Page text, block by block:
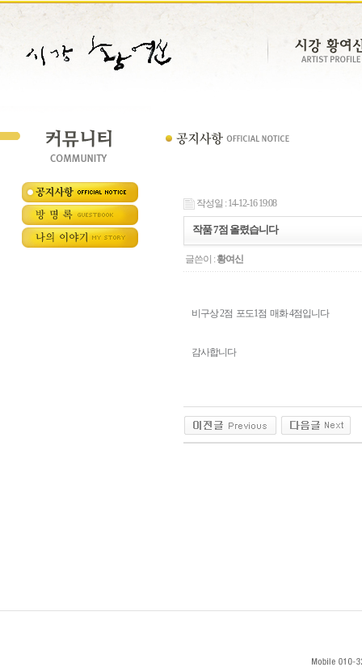
작성일 : 14-12-16 19:08
작품 7점 올렸습니다
글쓴이 : 황여신
비구상 2점 포도1점 매화 4점입니다
감사합니다